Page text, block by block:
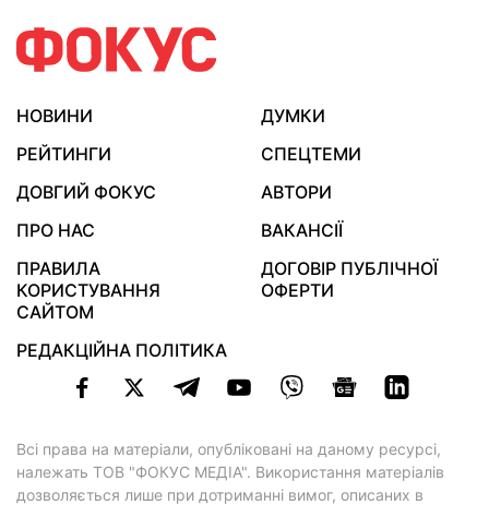
НОВИНИ
ДУМКИ
РЕЙТИНГИ
СПЕЦТЕМИ
ДОВГИЙ ФОКУС
АВТОРИ
ПРО НАС
ВАКАНСІЇ
ПРАВИЛА
КОРИСТУВАННЯ
САЙТОМ
ДОГОВІР ПУБЛІЧНОЇ
ОФЕРТИ
РЕДАКЦІЙНА ПОЛІТИКА
Всі права на матеріали, опубліковані на даному ресурсі,
належать ТОВ "ФОКУС МЕДІА". Використання матеріалів
дозволяється лише при дотриманні вимог, описаних в